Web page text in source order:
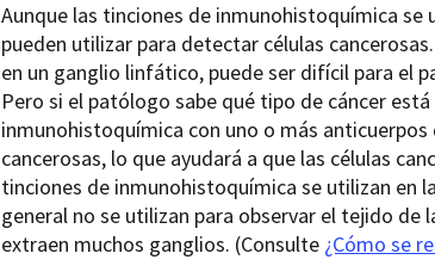
Aunque las tinciones de inmunohistoquímica
pueden utilizar para detectar células
en un ganglio linfático, puede ser difícil para el
Pero si el patólogo sabe qué tipo de cáncer
inmunohistoquímica con uno o más
cancerosas, lo que ayudará a que las células
tinciones de inmunohistoquímica se utilizan en
general no se utilizan para observar el tejido de
extraen muchos ganglios. (Consulte ¿Cómo se